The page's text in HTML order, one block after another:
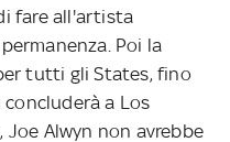
fare all'artista
Poi la
tutti gli States, fino
a Los
Joe Alwyn non avrebbe